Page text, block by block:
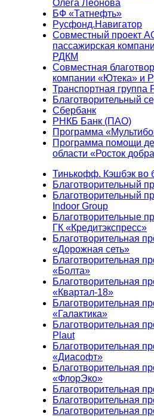
Олега Леонова
БФ «Татнефть»
Русфонд.Навигатор
Совместный проект
пассажирская
РДКМ
Совместная
компании «Ютека» и
Транспортная группа
Благотворительный
Сбербанк
РНКБ Банк (ПАО)
Программа
Программа помощи
области «Росток
Тинькофф. Кэшбэк во
Благотворительный
Благотворительный
Indoor Group
Благотворительные
ГК «Кредитэкспресс»
Благотворительная
«Дорожная сеть»
Благотворительная
«Болта»
Благотворительная
«Квартал-18»
Благотворительная
«Галактика»
Благотворительная
Plaut
Благотворительная
«Диасофт»
Благотворительная
«ФлорЭко»
Благотворительная
Благотворительная
Благотворительная